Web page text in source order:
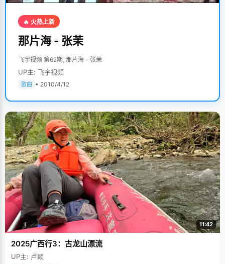
🔥 火热上新
那片海 - 张茉
飞宇视频 第62期, 那片海 - 张茉
UP主: 飞宇视频
歌曲 • 2010/4/12
11:42
2025广西行3：古龙山漂流
UP主: 卢颖